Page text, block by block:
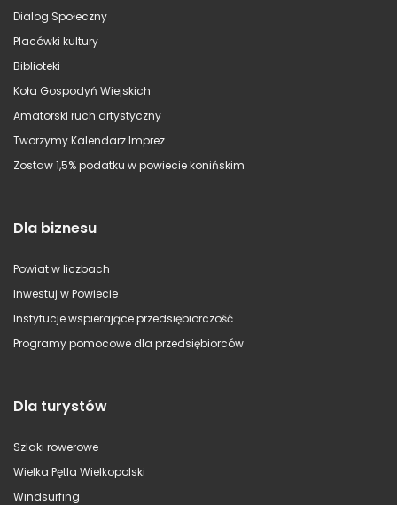
Dialog Społeczny
Placówki kultury
Biblioteki
Koła Gospodyń Wiejskich
Amatorski ruch artystyczny
Tworzymy Kalendarz Imprez
Zostaw 1,5% podatku w powiecie konińskim
Dla biznesu
Powiat w liczbach
Inwestuj w Powiecie
Instytucje wspierające przedsiębiorczość
Programy pomocowe dla przedsiębiorców
Dla turystów
Szlaki rowerowe
Wielka Pętla Wielkopolski
Windsurfing